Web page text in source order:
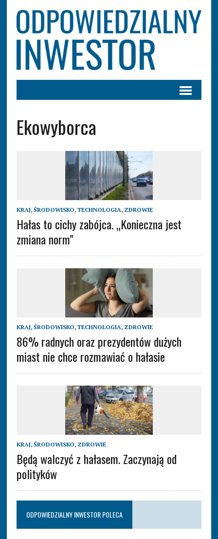
Ekowyborca
KRAJ, ŚRODOWISKO, TECHNOLOGIA, ZDROWIE
Hałas to cichy zabójca. „Konieczna jest
zmiana norm”
KRAJ, ŚRODOWISKO, TECHNOLOGIA, ZDROWIE
86% radnych oraz prezydentów dużych
miast nie chce rozmawiać o hałasie
KRAJ, ŚRODOWISKO, ZDROWIE
Będą walczyć z hałasem. Zaczynają od
polityków
ODPOWIEDZIALNY INWESTOR POLECA